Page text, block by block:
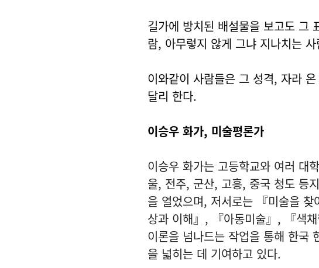
길가에 방치된 배설물을 보고도 그
람, 아무렇지 않게 그냐 지나치는
이와같이 사람들은 그 성격, 자라
달리 한다.
이승우 화가, 미술평론가
이승우 화가는 고등학교와 여러 대
울, 전주, 군산, 고흥, 중국 청도 등
을 열었으며, 저서로는 『미술을
상과 이해』, 『아동미술』, 『색
이론을 넘나드는 작업을 통해 한국
을 넓히는 데 기여하고 있다.